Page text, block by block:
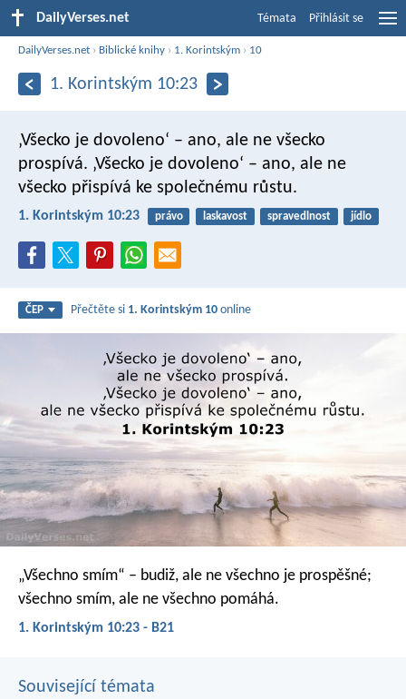
DailyVerses.net Témata Přihlásit se
DailyVerses.net › Biblické knihy › 1. Korintským › 10
1. Korintským 10:23
‚Všecko je dovoleno‘ – ano, ale ne všecko
prospívá. ‚Všecko je dovoleno‘ – ano, ale ne
všecko přispívá ke společnému růstu.
1. Korintským 10:23 právo laskavost spravedlnost jídlo
ČEP Přečtěte si 1. Korintským 10 online
„Všechno smím“ – budiž, ale ne všechno je prospěšné;
všechno smím, ale ne všechno pomáhá.
1. Korintským 10:23 - B21
Související témata